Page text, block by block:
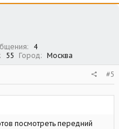
4
55 Город Москва
#5
посмотреть передний